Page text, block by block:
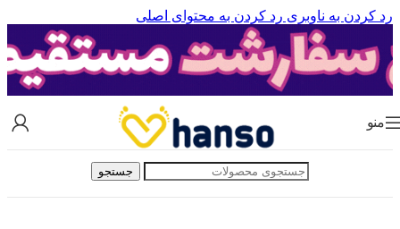
رد کردن به ناوبری رد کردن به محتوای اصلی
منو
جستجو